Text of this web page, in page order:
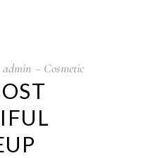
admin Cosmetic